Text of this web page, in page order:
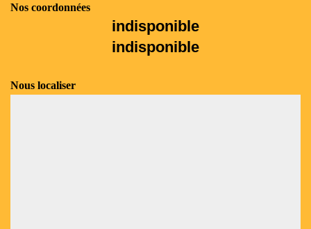
Nos coordonnées
indisponible
indisponible
Nous localiser